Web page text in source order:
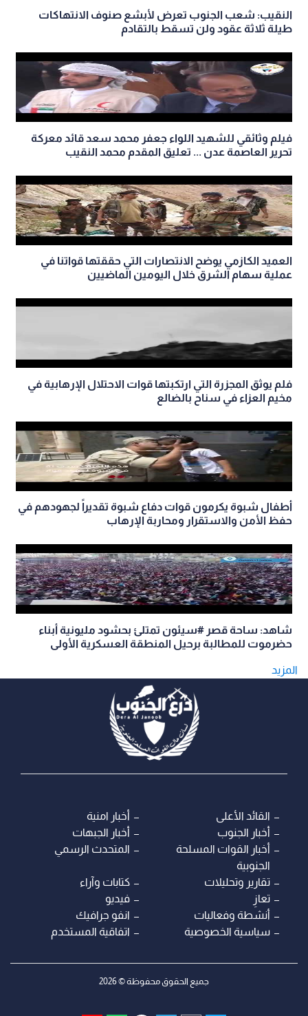
النقيب: شعب الجنوب تعرض لأبشع صنوف الانتهاكات
طيلة ثلاثة عقود ولن تسقط بالتقادم
فيلم وثائقي للشهيد اللواء جعفر محمد سعد قائد معركة
تحرير العاصمة عدن ... تعليق المقدم محمد النقيب
العميد الكازمي يوضح الانتصارات التي حققتها قواتنا في
عملية سهام الشرق خلال اليومين الماضيين
فلم يوثق المجزرة التي ارتكبتها قوات الاحتلال الإرهابية في
مخيم العزاء في سناح بالضالع
أطفال شبوة يكرمون قوات دفاع شبوة تقديراً لجهودهم في
حفظ الأمن والاستقرار ومحاربة الإرهاب
شاهد: ساحة قصر #سيئون تمتلئ بحشود مليونية أبناء
حضرموت للمطالبة برحيل المنطقة العسكرية الأولى
المزيد
القائد الأعلى
أخبار امنية
أخبار الجنوب
أخبار الجبهات
أخبار القوات المسلحة
الجنوبية
المتحدث الرسمي
تقارير وتحليلات
كتابات وآراء
تعازِ
فيديو
أنشطة وفعاليات
انفو جرافيك
سياسية الخصوصية
اتفاقية المستخدم
جميع الحقوق محفوظة © 2026